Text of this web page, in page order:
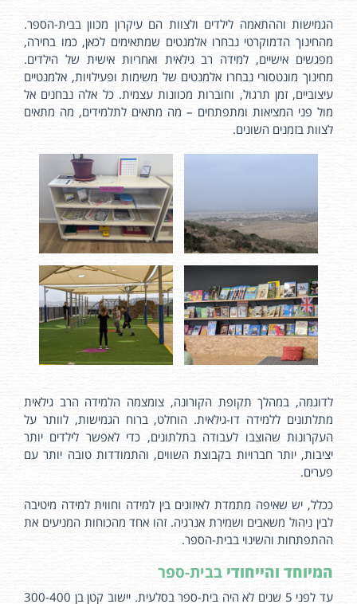
הגמישות וההתאמה לילדים ולצוות הם עיקרון מכוון בבית-הספר.
מהחינוך הדמוקרטי נבחרו אלמנטים שמתאימים לכאן, כמו בחירה,
מפגשים אישיים, למידה רב גילאית ואחריות אישית של הילדים.
מחינוך מונטסורי נבחרו אלמנטים של משימות ופעילויות, אלמנטיים
עיצוביים, זמן תרגול, וחוברות מכוונות עצמית. כל אלה נבחנים אל
מול פני המציאות ומתפתחים – מה מתאים לתלמידים, מה מתאים
לצוות בזמנים השונים.
לדוגמה, במהלך תקופת הקורונה, צומצמה הלמידה הרב גילאית
מתלתונים ללמידה דו-גילאית. הוחלט, ברוח הגמישות, לוותר על
העקרונות שהוצבו לעבודה בתלתונים, כדי לאפשר לילדים יותר
יציבות, יותר חברויות בקבוצת השווים, והתמודדות טובה יותר עם
פערים.
ככלל, יש שאיפה מתמדת לאיזונים בין למידה וחווית למידה מיטיבה
לבין ניהול משאבים ושמירת אנרגיה. זהו אחד מהכוחות המניעים את
ההתפתחות והשינוי בבית-הספר.
המיוחד והייחודי בבית-ספר
עד לפני 5 שנים לא היה בית-ספר בסלעית. יישוב קטן בן 300-400